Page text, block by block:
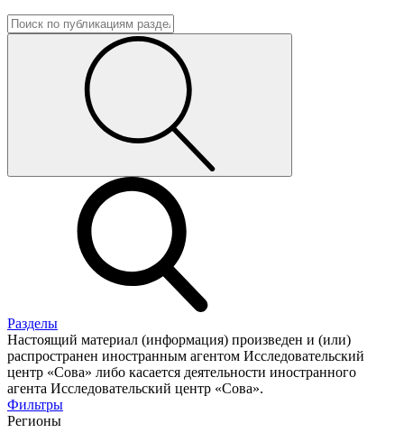
Разделы
Настоящий материал (информация) произведен и (или)
распространен иностранным агентом Исследовательский
центр «Сова» либо касается деятельности иностранного
агента Исследовательский центр «Сова».
Фильтры
Регионы